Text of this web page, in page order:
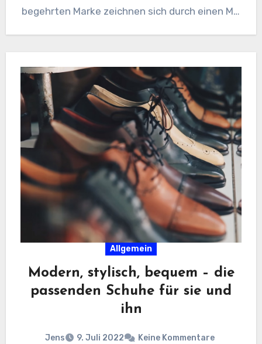
begehrten Marke zeichnen sich durch einen Mix
Allgemein
Modern, stylisch, bequem – die
passenden Schuhe für sie und
ihn
Jens 9. Juli 2022 Keine Kommentare